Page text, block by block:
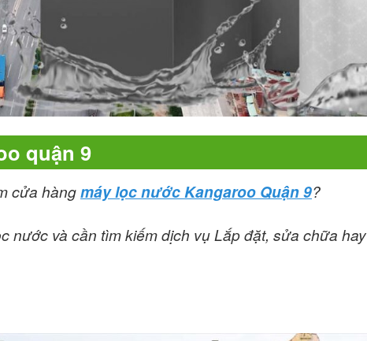
quận 9
cửa hàngmáy lọc nước Kangaroo Quận 9?
nước và cần tìm kiếm dịch vụ Lắp đặt, sửa chữa hay